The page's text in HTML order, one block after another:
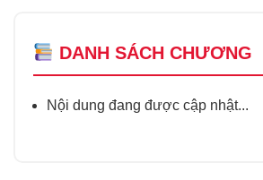
DANH SÁCH CHƯƠNG
Nội dung đang được cập nhật...